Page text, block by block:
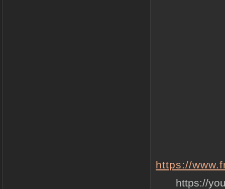
https://
https://